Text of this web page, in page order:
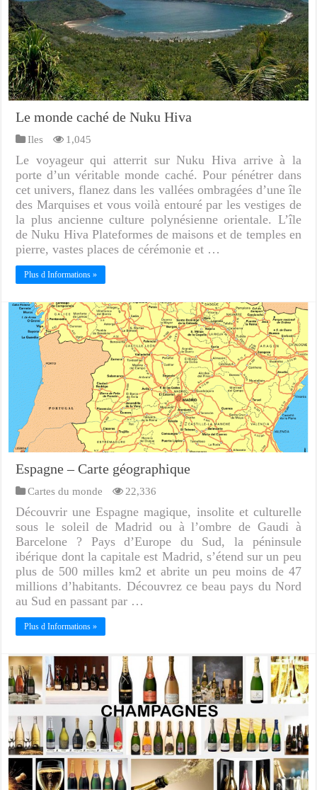
Le monde caché de Nuku Hiva
Iles 1,045
Le voyageur qui atterrit sur Nuku Hiva arrive à la
porte d’un véritable monde caché. Pour pénétrer dans
cet univers, flanez dans les vallées ombragées d’une île
des Marquises et vous voilà entouré par les vestiges de
la plus ancienne culture polynésienne orientale. L’île
de Nuku Hiva Plateformes de maisons et de temples en
pierre, vastes places de cérémonie et …
Plus d Informations »
Espagne – Carte géographique
Cartes du monde 22,336
Découvrir une Espagne magique, insolite et culturelle
sous le soleil de Madrid ou à l’ombre de Gaudi à
Barcelone ? Pays d’Europe du Sud, la péninsule
ibérique dont la capitale est Madrid, s’étend sur un peu
plus de 500 milles km2 et abrite un peu moins de 47
millions d’habitants. Découvrez ce beau pays du Nord
au Sud en passant par …
Plus d Informations »